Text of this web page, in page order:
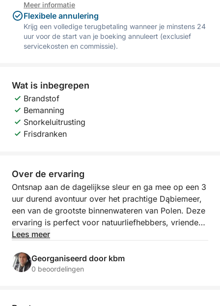
Meer informatie
Flexibele annulering
Krijg een volledige terugbetaling wanneer je minstens 24
uur voor de start van je boeking annuleert (exclusief
servicekosten en commissie).
Wat is inbegrepen
Brandstof
Bemanning
Snorkeluitrusting
Frisdranken
Over de ervaring
Ontsnap aan de dagelijkse sleur en ga mee op een 3
uur durend avontuur over het prachtige Dąbiemeer,
een van de grootste binnenwateren van Polen. Deze
ervaring is perfect voor natuurliefhebbers, vrienden
of gezinnen die willen ontspannen, zwemmen en
een nieuw perspectief.
Lees meer
Georganiseerd door kbm
0 beoordelingen